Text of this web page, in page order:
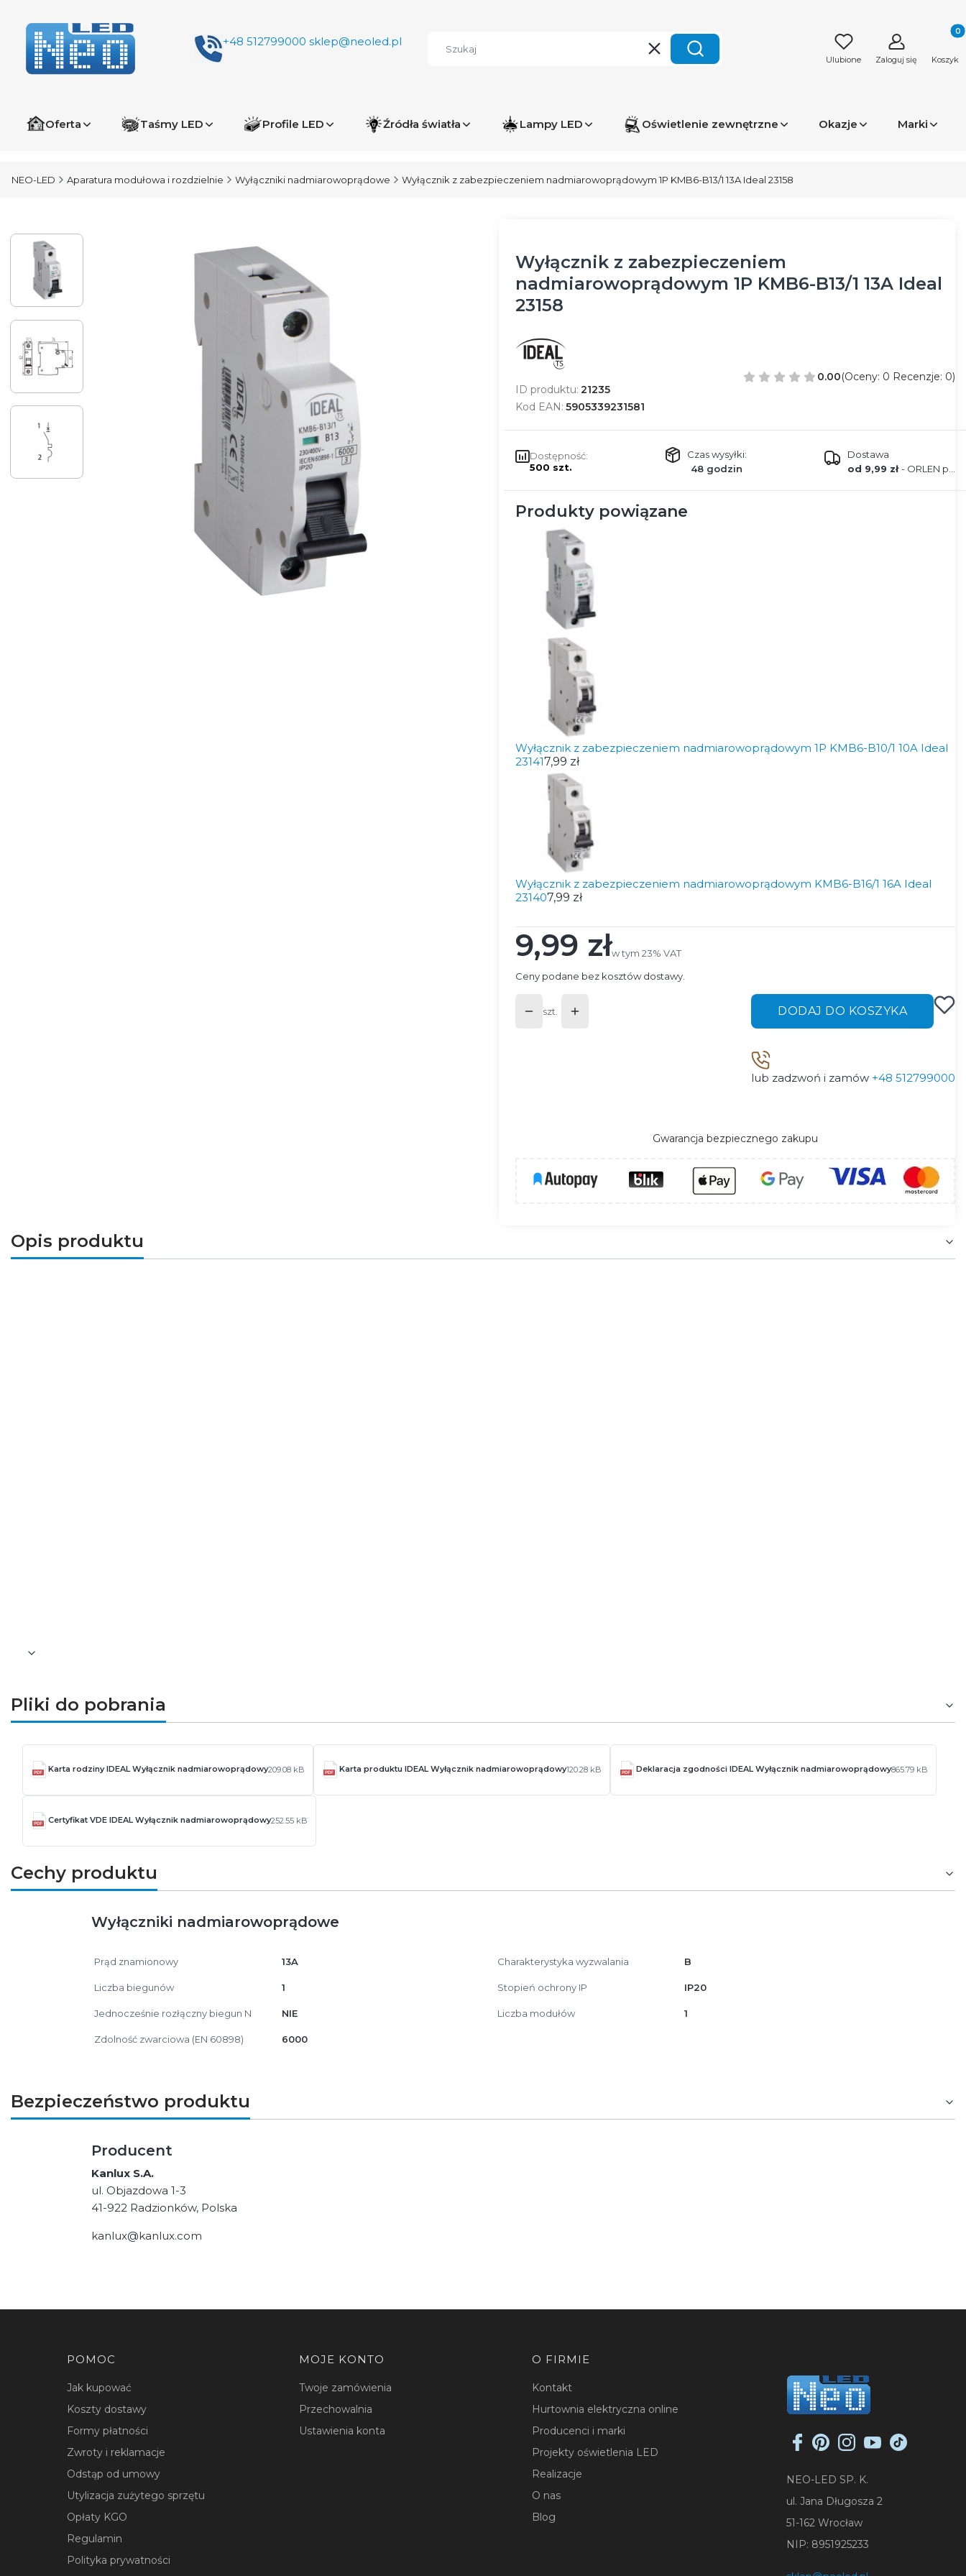
+48 512799000 sklep@neoled.pl
WyczyśćSzukaj Ulubione Zaloguj się Koszyk
Oferta Taśmy LED Profile LED Źródła światła Lampy LED Oświetlenie zewnętrzne Okazje Marki
NEO-LED Aparatura modułowa i rozdzielnie Wyłączniki nadmiarowoprądowe Wyłącznik z zabezpieczeniem nadmiarowoprądowym 1P KMB6-B13/1 13A Ideal 23158
Wyłącznik z zabezpieczeniem
nadmiarowoprądowym 1P KMB6-B13/1 13A Ideal
23158
ID produktu: 21235
Kod EAN: 5905339231581
0.00(Oceny: 0 Recenzje: 0)
Dostępność:
500 szt.
Czas wysyłki:
48 godzin
Dostawa
od 9,99 zł- ORLEN paczka
Produkty powiązane
Wyłącznik z zabezpieczeniem nadmiarowoprądowym 1P KMB6-B10/1 10A Ideal
231417,99 zł
Wyłącznik z zabezpieczeniem nadmiarowoprądowym KMB6-B16/1 16A Ideal
231407,99 zł
Cena
9,99 złw tym 23% VAT
w tym 23% VAT
Ceny podane bez kosztów dostawy.
szt. DODAJ DO KOSZYKA
lub zadzwoń i zamów +48 512799000
Gwarancja bezpiecznego zakupu
Opis produktu
Pliki do pobrania
Karta rodziny IDEAL Wyłącznik nadmiarowoprądowy209.08 kB Karta produktu IDEAL Wyłącznik nadmiarowoprądowy120.28 kB Deklaracja zgodności IDEAL Wyłącznik nadmiarowoprądowy865.79 kB
Certyfikat VDE IDEAL Wyłącznik nadmiarowoprądowy252.55 kB
Cechy produktu
Wyłączniki nadmiarowoprądowe
Prąd znamionowy 13A Charakterystyka wyzwalania B
Liczba biegunów 1 Stopień ochrony IP IP20
Jednocześnie rozłączny biegun N NIE Liczba modułów 1
Zdolność zwarciowa (EN 60898) 6000
Bezpieczeństwo produktu
Producent
Kanlux S.A.
ul. Objazdowa 1-3
41-922 Radzionków, Polska
kanlux@kanlux.com
Linki w stopce
POMOC
Jak kupować
Koszty dostawy
Formy płatności
Zwroty i reklamacje
Odstąp od umowy
Utylizacja zużytego sprzętu
Opłaty KGO
Regulamin
Polityka prywatności
MOJE KONTO
Twoje zamówienia
Przechowalnia
Ustawienia konta
O FIRMIE
Kontakt
Hurtownia elektryczna online
Producenci i marki
Projekty oświetlenia LED
Realizacje
O nas
Blog
NEO-LED SP. K.
ul. Jana Długosza 2
51-162 Wrocław
NIP: 8951925233